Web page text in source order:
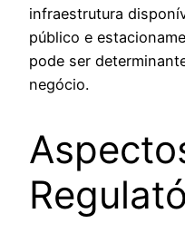
infraestrutura
público e
pode ser
negócio.